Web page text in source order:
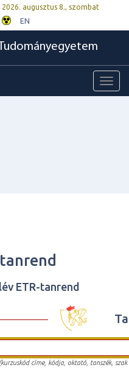
2026. augusztus 8., szombat
EN
ETR-tanrend
címe, kódja, oktató, tanszék,